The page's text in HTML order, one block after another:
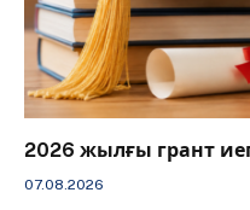
2026 жылғы грант
07.08.2026